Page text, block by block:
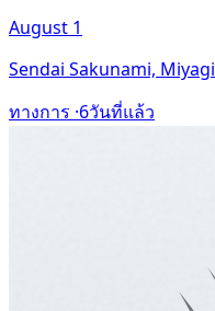
August 1
Sendai Sakunami, Miyagi
ทางการ ·6วันที่แล้ว